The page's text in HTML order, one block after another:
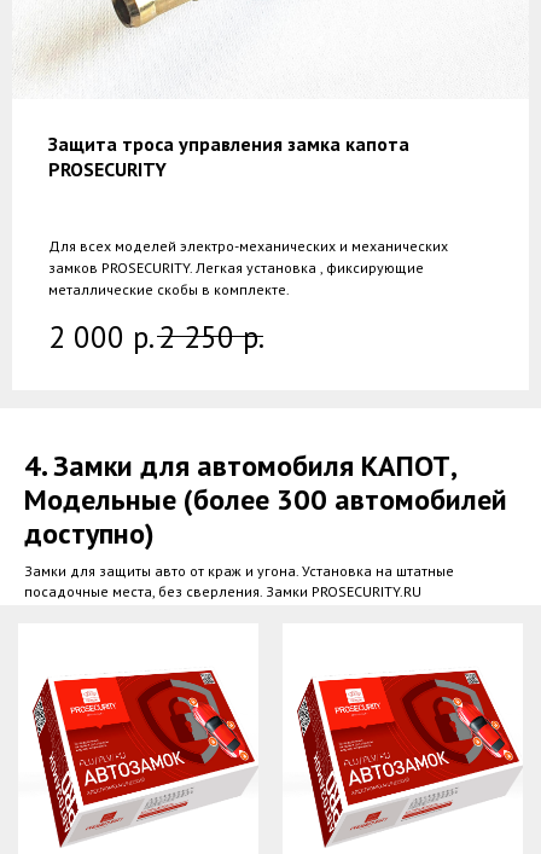
Защита троса управления замка капота
PROSECURITY
Для всех моделей электро-механических и механических
замков PROSECURITY. Легкая установка , фиксирующие
металлические скобы в комплекте.
2 000 р.2 250 р.
4. Замки для автомобиля КАПОТ,
Модельные (более 300 автомобилей
доступно)
Замки для защиты авто от краж и угона. Установка на штатные
посадочные места, без сверления. Замки PROSECURITY.RU